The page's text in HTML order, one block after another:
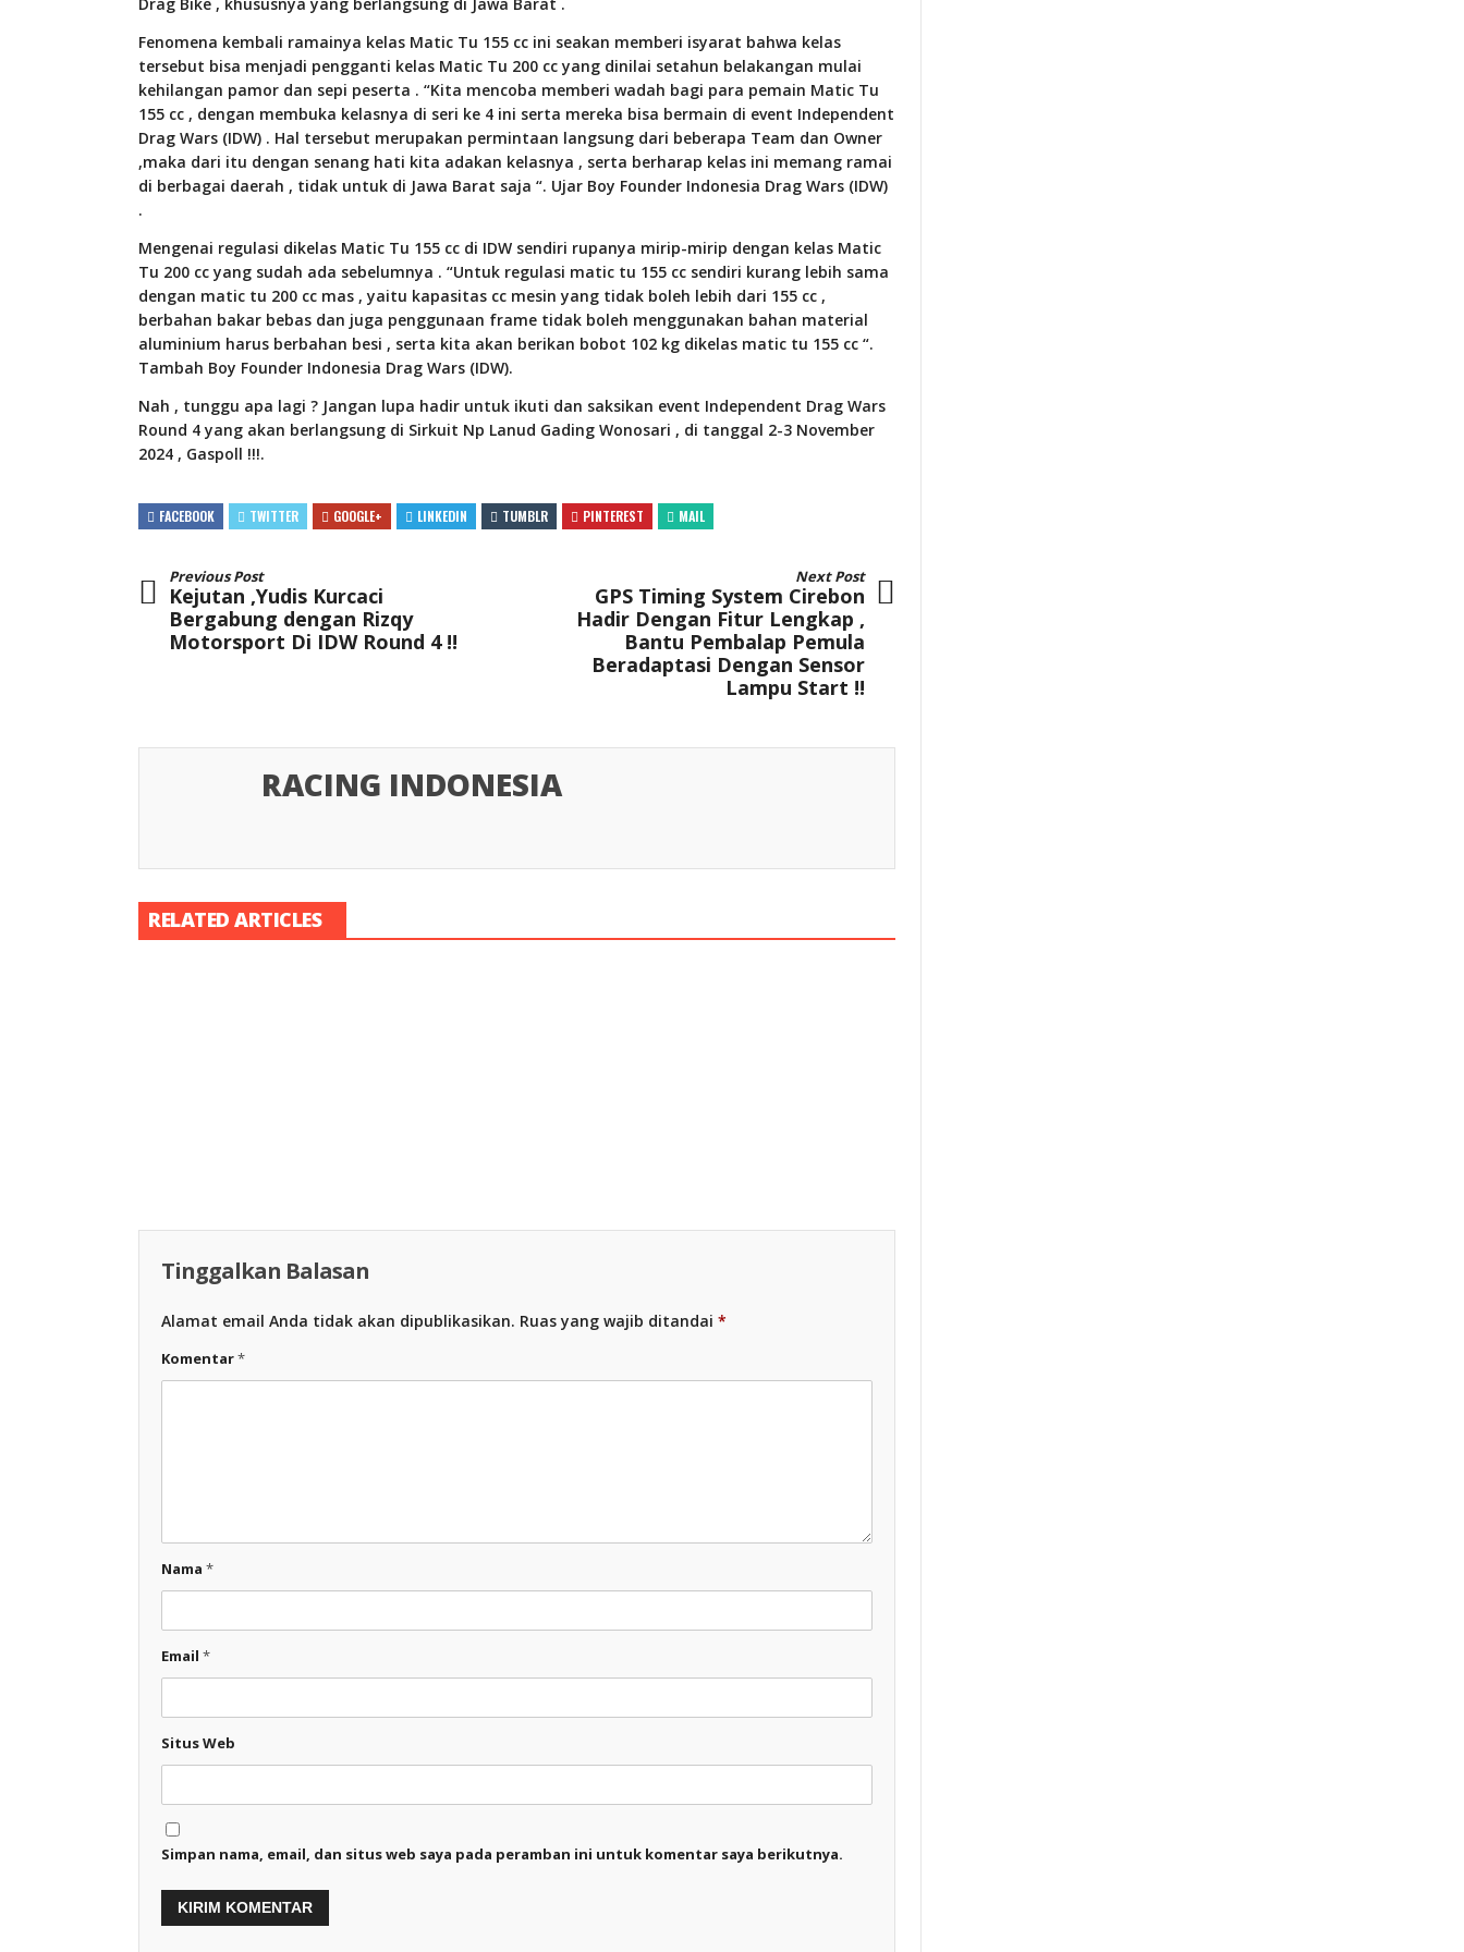
Fenomena kembali ramainya kelas Matic Tu 155 cc ini seakan memberi isyarat bahwa kelas
tersebut bisa menjadi pengganti kelas Matic Tu 200 cc yang dinilai setahun belakangan mulai
kehilangan pamor dan sepi peserta . “Kita mencoba memberi wadah bagi para pemain Matic Tu
155 cc , dengan membuka kelasnya di seri ke 4 ini serta mereka bisa bermain di event Independent
Drag Wars (IDW) . Hal tersebut merupakan permintaan langsung dari beberapa Team dan Owner
,maka dari itu dengan senang hati kita adakan kelasnya , serta berharap kelas ini memang ramai
di berbagai daerah , tidak untuk di Jawa Barat saja “. Ujar Boy Founder Indonesia Drag Wars (IDW)
.
Mengenai regulasi dikelas Matic Tu 155 cc di IDW sendiri rupanya mirip-mirip dengan kelas Matic
Tu 200 cc yang sudah ada sebelumnya . “Untuk regulasi matic tu 155 cc sendiri kurang lebih sama
dengan matic tu 200 cc mas , yaitu kapasitas cc mesin yang tidak boleh lebih dari 155 cc ,
berbahan bakar bebas dan juga penggunaan frame tidak boleh menggunakan bahan material
aluminium harus berbahan besi , serta kita akan berikan bobot 102 kg dikelas matic tu 155 cc “.
Tambah Boy Founder Indonesia Drag Wars (IDW).
Nah , tunggu apa lagi ? Jangan lupa hadir untuk ikuti dan saksikan event Independent Drag Wars
Round 4 yang akan berlangsung di Sirkuit Np Lanud Gading Wonosari , di tanggal 2-3 November
2024 , Gaspoll !!!.
FACEBOOK TWITTER GOOGLE+ LINKEDIN TUMBLR PINTEREST MAIL
Previous Post
Kejutan ,Yudis Kurcaci
Bergabung dengan Rizqy
Motorsport Di IDW Round 4 !!
Next Post
GPS Timing System Cirebon
Hadir Dengan Fitur Lengkap ,
Bantu Pembalap Pemula
Beradaptasi Dengan Sensor
Lampu Start !!
RACING INDONESIA
RELATED ARTICLES
Tinggalkan Balasan
Alamat email Anda tidak akan dipublikasikan. Ruas yang wajib ditandai *
Komentar*
Nama *
Email *
Situs Web
Simpan nama, email, dan situs web saya pada peramban ini untuk komentar saya berikutnya.